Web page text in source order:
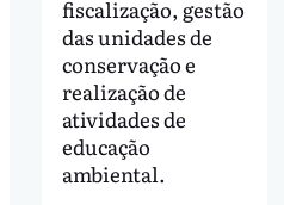
fiscalização, gestão
das unidades de
conservação e
realização de
atividades de
educação
ambiental.